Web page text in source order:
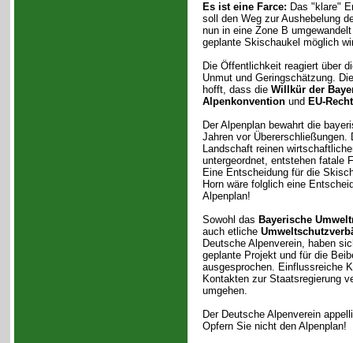
Es ist eine Farce: Das "klare"
soll den Weg zur Aushebelung
nun in eine Zone B
geplante Skischaukel möglich
Die Öffentlichkeit reagiert über
Unmut und Geringschätzung.
hofft, dass die Willkür der
Alpenkonventionund EU-Recht
Der Alpenplan bewahrt die
Jahren vor Übererschließungen.
Landschaft reinen
untergeordnet, entstehen fatale
Eine Entscheidung für die
Horn wäre folglich eine
Alpenplan!
Sowohl das Bayerische
auch etliche
Deutsche Alpenverein, haben
geplante Projekt und für die
ausgesprochen. Einflussreiche
Kontakten zur Staatsregierung
umgehen.
Der Deutsche Alpenverein
Opfern Sie nicht den Alpenplan!